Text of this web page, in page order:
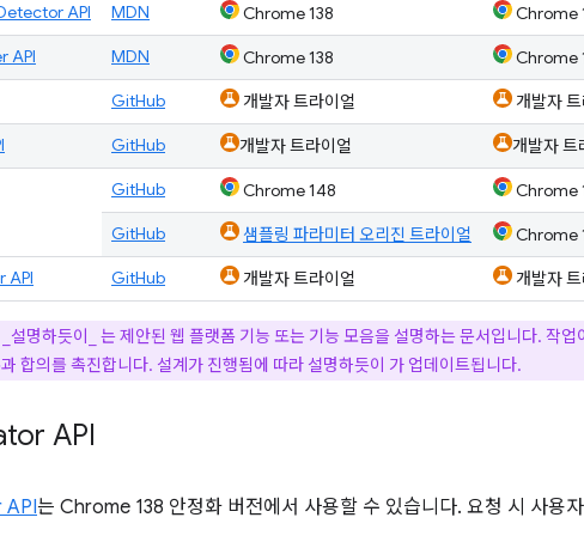
API MDN Chrome 138 Chrome
API MDN Chrome 138 Chrome
GitHub 개발자 트라이얼 개발자
GitHub 개발자 트라이얼 개발자 트
GitHub Chrome 148 Chrome
GitHub 샘플링 파라미터 오리진 트라이얼 Chrome
API GitHub 개발자 트라이얼 개발자
_설명하듯이_
는 제안된 웹 플랫폼 기능 또는 기능 모음을 설명하는 문서입니다. 작
합의를 촉진합니다. 설계가 진행됨에 따라 설명하듯이 가 업데이트됩니다.
API
API는 Chrome 138 안정화 버전에서 사용할 수 있습니다. 요청 시 사용